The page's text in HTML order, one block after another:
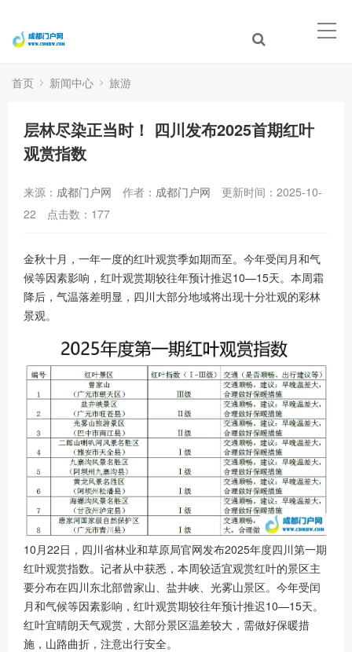
首页 新闻中心 旅游
层林尽染正当时！ 四川发布2025首期红叶
观赏指数
来源： 成都门户网 作者： 成都门户网
更新时间：2025-10-
22
点击数： 177
金秋十月，一年一度的红叶观赏季如期而至。今年受闰月和气
候等因素影响，红叶观赏期较往年预计推迟10—15天。本周霜
降后，气温落差明显，四川大部分地域将出现十分壮观的彩林
景观。
10月22日，四川省林业和草原局官网发布2025年度四川第一期
红叶观赏指数。记者从中获悉，本周较适宜观赏红叶的景区主
要分布在四川东北部曾家山、盐井峡、光雾山景区。今年受闰
月和气候等因素影响，红叶观赏期较往年预计推迟10—15天。
红叶宜晴朗天气观赏，大部分景区温差较大，需做好保暖措
施，山路曲折，注意出行安全。